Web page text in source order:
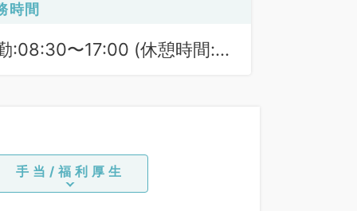
時間
:08:30〜17:00 (休憩時間:
手当/福利厚生